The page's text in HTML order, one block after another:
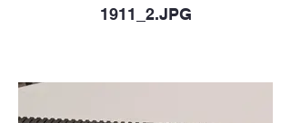
1911_2.JPG